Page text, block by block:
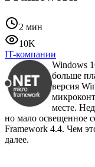
2 мин
10K
IT-компании
Windows
больше
версия
месте.
но мало освещенное
Framework 4.4. Чем
далее.